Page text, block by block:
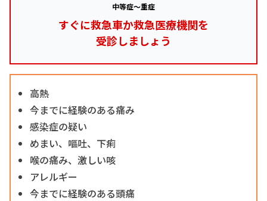
中等症～重症
すぐに救急車か救急医療機関を
受診しましょう
高熱
今までに経験のある痛み
感染症の疑い
めまい、嘔吐、下痢
喉の痛み、激しい咳
アレルギー
今までに経験のある頭痛